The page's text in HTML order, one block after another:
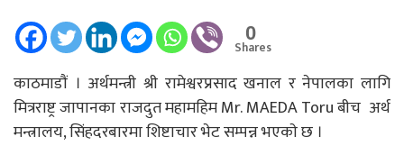
0
Shares
काठमाडाैं । अर्थमन्त्री श्री रामेश्वरप्रसाद खनाल र नेपालका लागि
मित्रराष्ट्र जापानका राजदुत महामहिम Mr. MAEDA Toru बीच अर्थ
मन्त्रालय, सिंहदरबारमा शिष्टाचार भेट सम्पन्न भएकाे छ ।